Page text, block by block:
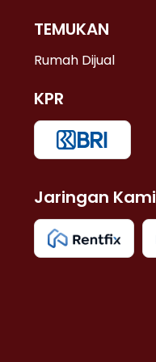
TEMUKAN
Rumah Dijual
KPR
Jaringan Kami